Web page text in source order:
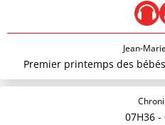
Jean-
Premier printemps des
07H36 -